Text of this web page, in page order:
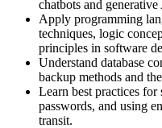
chatbots and generative
Apply programming
techniques, logic
principles in software
Understand database
backup methods and
Learn best practices for
passwords, and using
transit.